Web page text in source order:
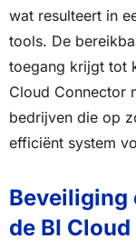
wat resulteert in
tools. De
toegang krijgt tot
Cloud Connector
bedrijven die op
efficiënt system
Beveiliging
de BI